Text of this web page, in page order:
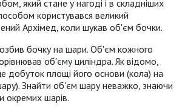
який стане у нагоді і в складніших
користувався великий
Архімед, коли шукав об'єм бочки.
бочку на шари. Об'єм кожного
об'єму циліндра. Як відомо,
добуток площі його основи (кола) на
Знайти об'єм шару неважко, знаючи
окремих шарів.